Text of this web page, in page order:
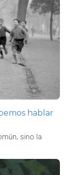
hablar
sino la